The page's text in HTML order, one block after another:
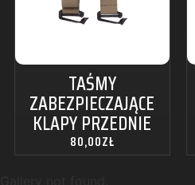
TAŚMY
ZABEZPIECZAJĄCE
KLAPY PRZEDNIE
80,00ZŁ